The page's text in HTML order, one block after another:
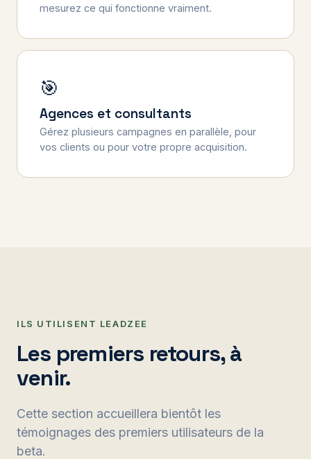
mesurez ce qui fonctionne vraiment.
🎯
Agences et consultants
Gérez plusieurs campagnes en parallèle, pour
vos clients ou pour votre propre acquisition.
ILS UTILISENT LEADZEE
Les premiers retours, à
venir.
Cette section accueillera bientôt les
témoignages des premiers utilisateurs de la
beta.